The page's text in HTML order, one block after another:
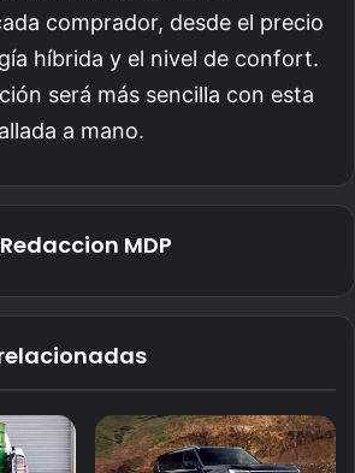
comprador, desde el precio
híbrida y el nivel de confort.
será más sencilla con esta
a mano.
Redaccion MDP